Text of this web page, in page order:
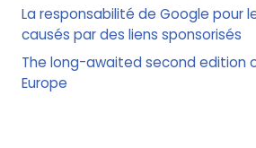
La responsabilité de Google pour
causés par des liens sponsorisés
The long-awaited second edition
Europe